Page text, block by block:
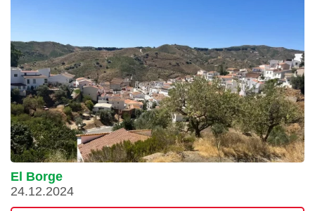
El Borge
24.12.2024